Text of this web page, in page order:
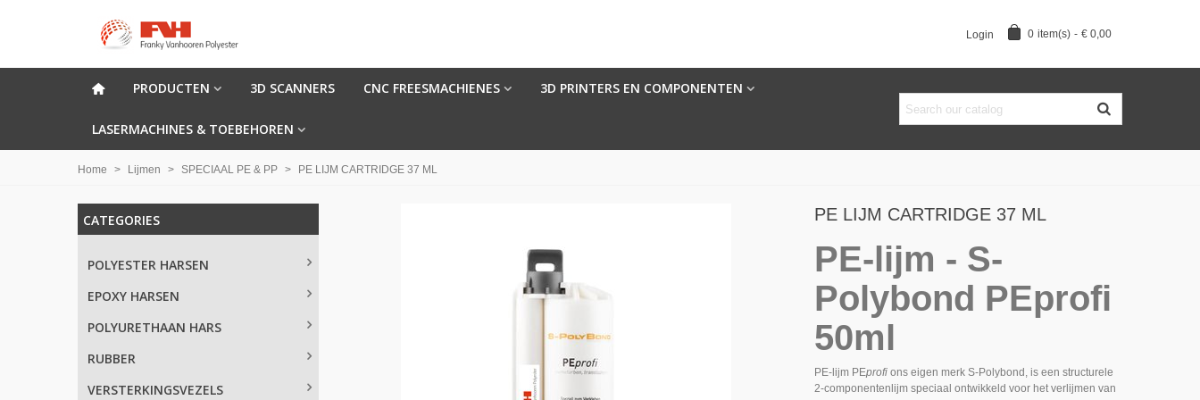
Login 0 item(s) - € 0,00
PRODUCTEN 3D SCANNERS CNC FREESMACHIENES 3D PRINTERS EN COMPONENTEN
LASERMACHINES & TOEBEHOREN
Home > Lijmen > SPECIAAL PE & PP > PE LIJM CARTRIDGE 37 ML
CATEGORIES
POLYESTER HARSEN
EPOXY HARSEN
POLYURETHAAN HARS
RUBBER
VERSTERKINGSVEZELS
PE LIJM CARTRIDGE 37 ML
PE-lijm - S-
Polybond PEprofi
50ml
PE-lijm PEprofions eigen merk S-Polybond, is een structurele
2-componentenlijm speciaal ontwikkeld voor het verlijmen van